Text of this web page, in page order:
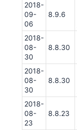
2018-
09-
06
8.9.6
2018-
08-
30
8.8.30
2018-
08-
30
8.8.30
2018-
08-
23
8.8.23